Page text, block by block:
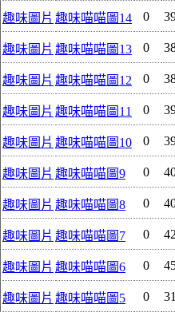
趣味圖片 趣味喵喵圖14 0
趣味圖片 趣味喵喵圖13 0
趣味圖片 趣味喵喵圖12 0
趣味圖片 趣味喵喵圖11 0
趣味圖片 趣味喵喵圖10 0
趣味圖片 趣味喵喵圖9 0
趣味圖片 趣味喵喵圖8 0
趣味圖片 趣味喵喵圖7 0
趣味圖片 趣味喵喵圖6 0
趣味圖片 趣味喵喵圖5 0